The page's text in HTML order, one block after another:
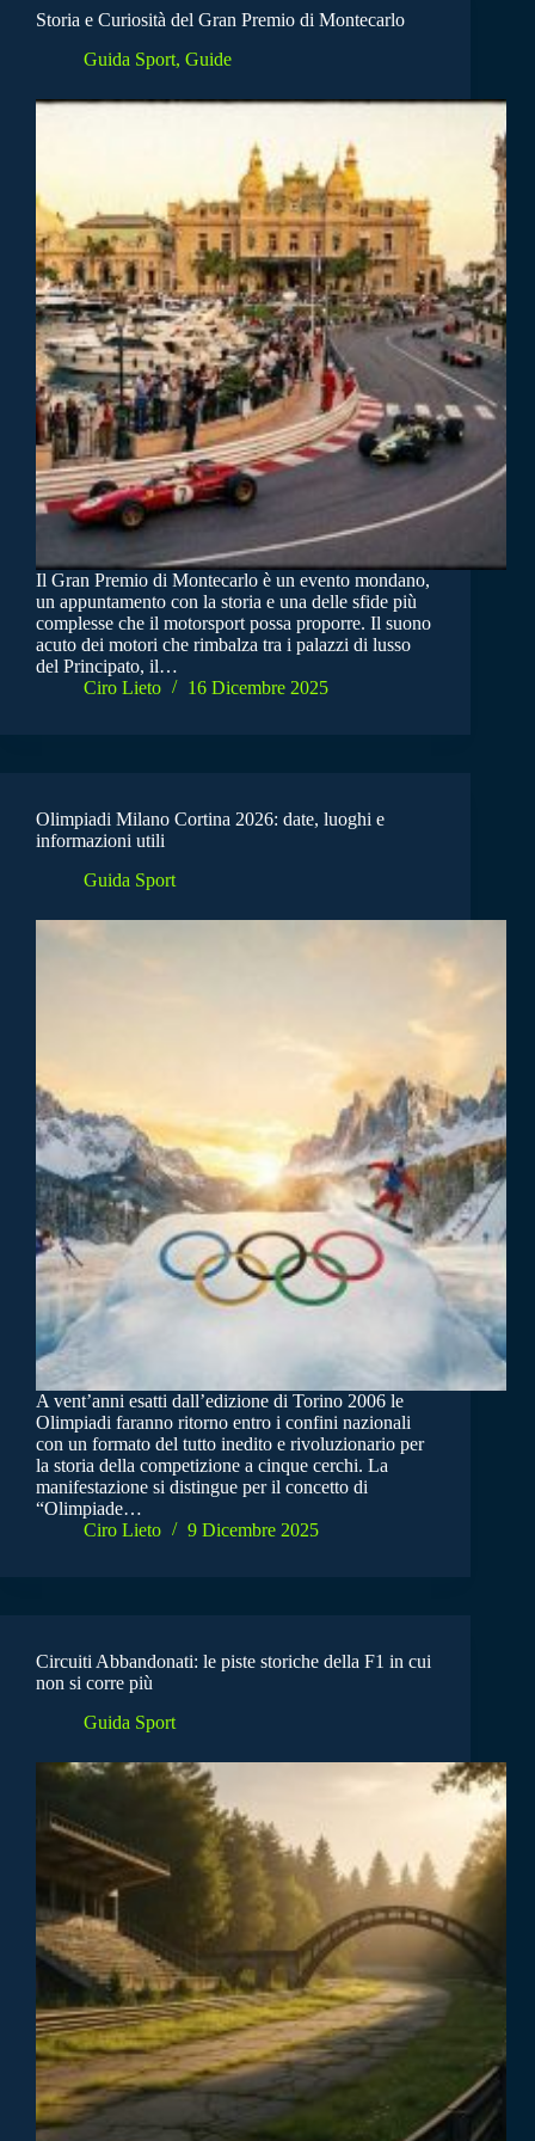
Storia e Curiosità del Gran Premio di Montecarlo
Guida Sport, Guide
Il Gran Premio di Montecarlo è un evento mondano,
un appuntamento con la storia e una delle sfide più
complesse che il motorsport possa proporre. Il suono
acuto dei motori che rimbalza tra i palazzi di lusso
del Principato, il…
Ciro Lieto
16 Dicembre 2025
Olimpiadi Milano Cortina 2026: date, luoghi e
informazioni utili
Guida Sport
A vent’anni esatti dall’edizione di Torino 2006 le
Olimpiadi faranno ritorno entro i confini nazionali
con un formato del tutto inedito e rivoluzionario per
la storia della competizione a cinque cerchi. La
manifestazione si distingue per il concetto di
“Olimpiade…
Ciro Lieto
9 Dicembre 2025
Circuiti Abbandonati: le piste storiche della F1 in cui
non si corre più
Guida Sport